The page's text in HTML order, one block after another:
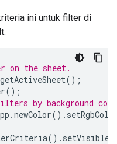
ini untuk filter di
the sheet.
getActiveSheet();
();
by background
.newColor().
().